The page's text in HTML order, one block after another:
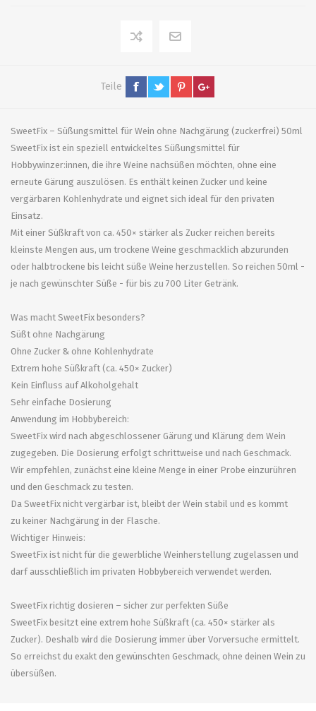
Teile
SweetFix – Süßungsmittel für Wein ohne Nachgärung (zuckerfrei) 50ml
SweetFix ist ein speziell entwickeltes Süßungsmittel für
Hobbywinzer:innen, die ihre Weine nachsüßen möchten, ohne eine
erneute Gärung auszulösen. Es enthält keinen Zucker und keine
vergärbaren Kohlenhydrate und eignet sich ideal für den privaten
Einsatz.
Mit einer Süßkraft von ca. 450× stärker als Zucker reichen bereits
kleinste Mengen aus, um trockene Weine geschmacklich abzurunden
oder halbtrockene bis leicht süße Weine herzustellen. So reichen 50ml -
je nach gewünschter Süße - für bis zu 700 Liter Getränk.
Was macht SweetFix besonders?
Süßt ohne Nachgärung
Ohne Zucker & ohne Kohlenhydrate
Extrem hohe Süßkraft (ca. 450× Zucker)
Kein Einfluss auf Alkoholgehalt
Sehr einfache Dosierung
Anwendung im Hobbybereich:
SweetFix wird nach abgeschlossener Gärung und Klärung dem Wein
zugegeben. Die Dosierung erfolgt schrittweise und nach Geschmack.
Wir empfehlen, zunächst eine kleine Menge in einer Probe einzurühren
und den Geschmack zu testen.
Da SweetFix nicht vergärbar ist, bleibt der Wein stabil und es kommt
zu keiner Nachgärung in der Flasche.
Wichtiger Hinweis:
SweetFix ist nicht für die gewerbliche Weinherstellung zugelassen und
darf ausschließlich im privaten Hobbybereich verwendet werden.
SweetFix richtig dosieren – sicher zur perfekten Süße
SweetFix besitzt eine extrem hohe Süßkraft (ca. 450× stärker als
Zucker). Deshalb wird die Dosierung immer über Vorversuche ermittelt.
So erreichst du exakt den gewünschten Geschmack, ohne deinen Wein zu
übersüßen.